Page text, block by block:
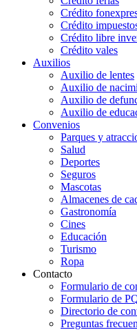
Crédito
Crédito
Crédito libre
Crédito vales
Auxilios
Auxilio de lentes
Auxilio de
Auxilio de
Auxilio de
Convenios
Parques y
Salud
Deportes
Seguros
Mascotas
Almacenes de
Gastronomía
Cines
Educación
Turismo
Ropa
Contacto
Formulario de
Formulario de
Directorio de
Preguntas